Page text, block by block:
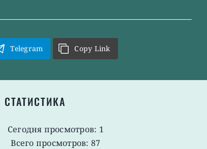
Telegram Copy Link
СТАТИСТИКА
Сегодня просмотров: 1
Всего просмотров: 87